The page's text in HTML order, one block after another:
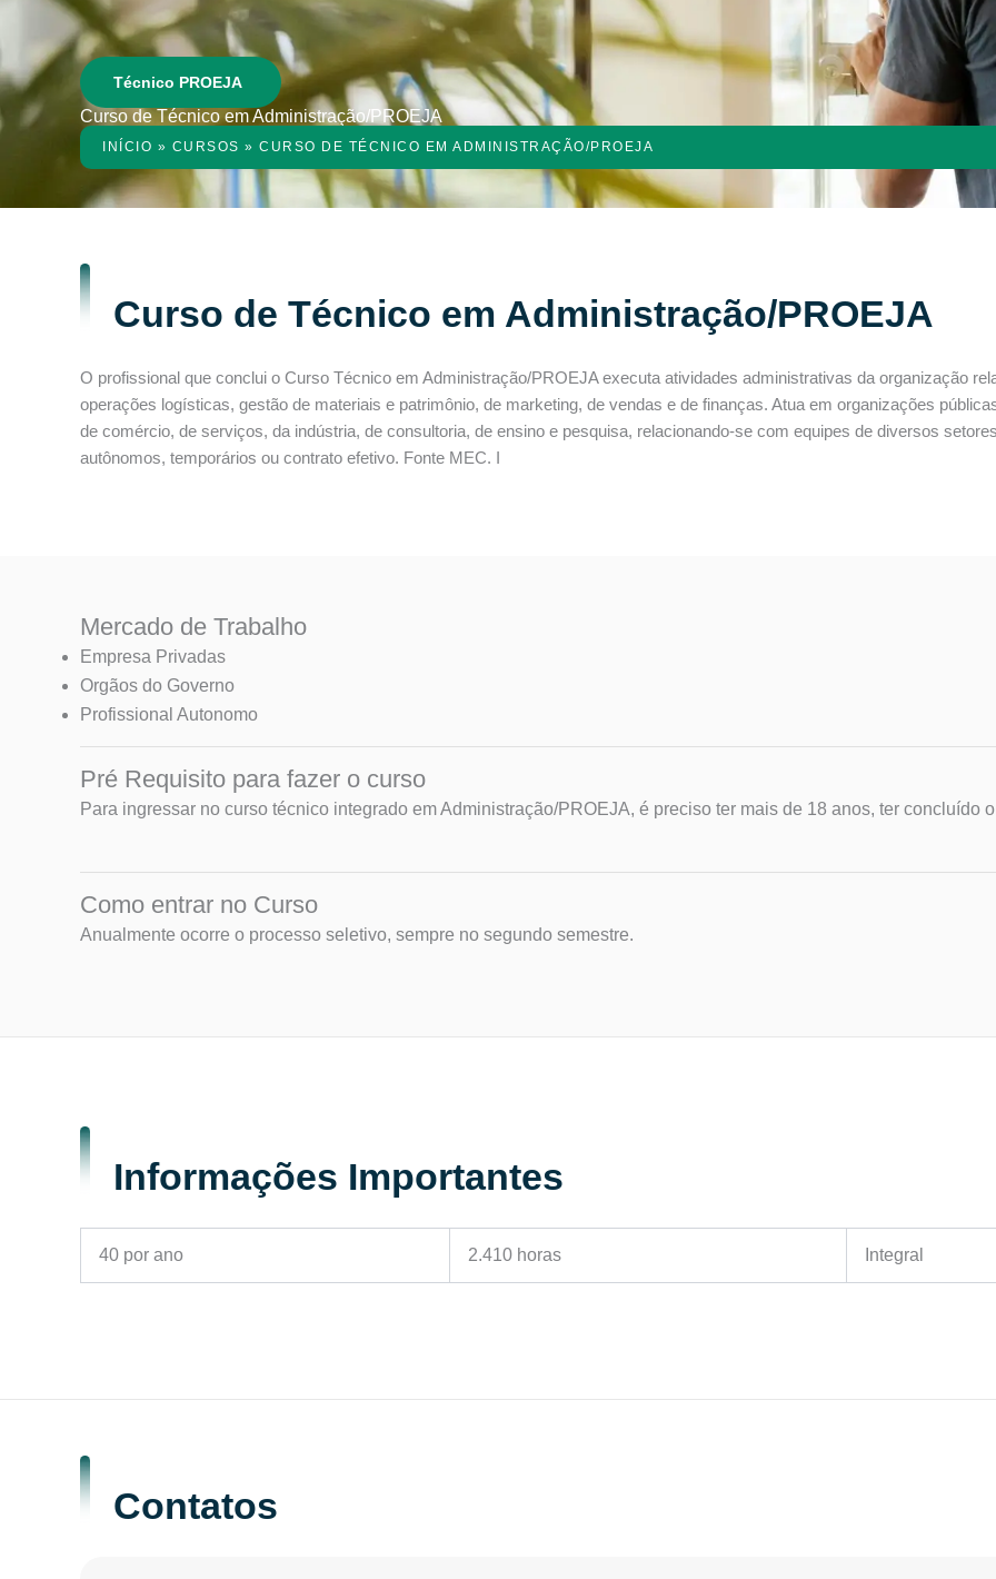
Técnico PROEJA
Curso de Técnico em Administração/PROEJA
INÍCIO » CURSOS » CURSO DE TÉCNICO EM ADMINISTRAÇÃO/PROEJA
Curso de Técnico em Administração/PROEJA
O profissional que conclui o Curso Técnico em Administração/PROEJA executa atividades administrativas da organização
operações logísticas, gestão de materiais e patrimônio, de marketing, de vendas e de finanças. Atua em organizações
de comércio, de serviços, da indústria, de consultoria, de ensino e pesquisa, relacionando-se com equipes de diversos
autônomos, temporários ou contrato efetivo. Fonte MEC. I
Mercado de Trabalho
Empresa Privadas
Orgãos do Governo
Profissional Autonomo
Pré Requisito para fazer o curso
Para ingressar no curso técnico integrado em Administração/PROEJA, é preciso ter mais de 18 anos, ter concluído
Como entrar no Curso
Anualmente ocorre o processo seletivo, sempre no segundo semestre.
Informações Importantes
40 por ano 2.410 horas Integral
Contatos